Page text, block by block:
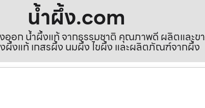
น้ำผึ้ง.com
ออก น้ำผึ้งแท้ จากธรรมชาติ คุณภาพดี ผลิตและข
ผึ้งแท้ เกสรผึ้ง นมผึ้ง ไขผึ้ง และผลิตภัณฑ์จากผึ้ง